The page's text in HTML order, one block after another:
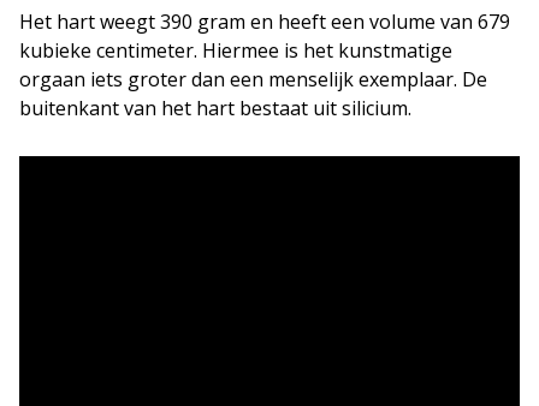
Het hart weegt 390 gram en heeft een volume van 679
kubieke centimeter. Hiermee is het kunstmatige
orgaan iets groter dan een menselijk exemplaar. De
buitenkant van het hart bestaat uit silicium.